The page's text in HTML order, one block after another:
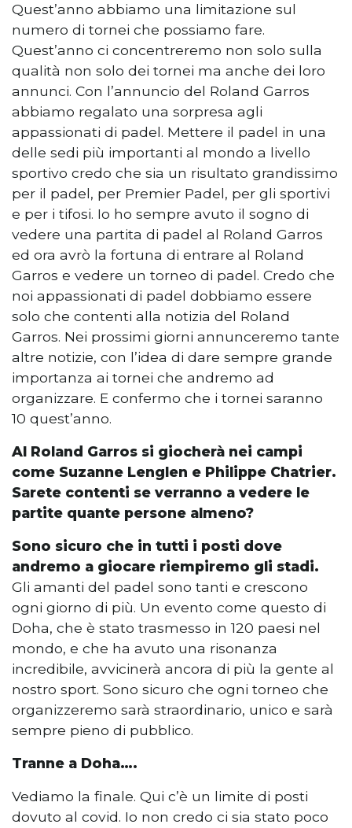
Quest’anno abbiamo una limitazione sul
numero di tornei che possiamo fare.
Quest’anno ci concentreremo non solo sulla
qualità non solo dei tornei ma anche dei loro
annunci. Con l’annuncio del Roland Garros
abbiamo regalato una sorpresa agli
appassionati di padel. Mettere il padel in una
delle sedi più importanti al mondo a livello
sportivo credo che sia un risultato grandissimo
per il padel, per Premier Padel, per gli sportivi
e per i tifosi. Io ho sempre avuto il sogno di
vedere una partita di padel al Roland Garros
ed ora avrò la fortuna di entrare al Roland
Garros e vedere un torneo di padel. Credo che
noi appassionati di padel dobbiamo essere
solo che contenti alla notizia del Roland
Garros. Nei prossimi giorni annunceremo tante
altre notizie, con l’idea di dare sempre grande
importanza ai tornei che andremo ad
organizzare. E confermo che i tornei saranno
10 quest’anno.
Al Roland Garros si giocherà nei campi
come Suzanne Lenglen e Philippe Chatrier.
Sarete contenti se verranno a vedere le
partite quante persone almeno?
Sono sicuro che in tutti i posti dove
andremo a giocare riempiremo gli stadi.
Gli amanti del padel sono tanti e crescono
ogni giorno di più. Un evento come questo di
Doha, che è stato trasmesso in 120 paesi nel
mondo, e che ha avuto una risonanza
incredibile, avvicinerà ancora di più la gente al
nostro sport. Sono sicuro che ogni torneo che
organizzeremo sarà straordinario, unico e sarà
sempre pieno di pubblico.
Tranne a Doha….
Vediamo la finale. Qui c’è un limite di posti
dovuto al covid. Io non credo ci sia stato poco